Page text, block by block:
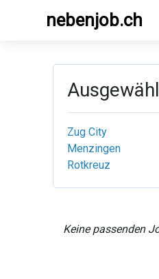
nebenjob.ch
Zug City
Menzingen
Rotkreuz
Keine passenden